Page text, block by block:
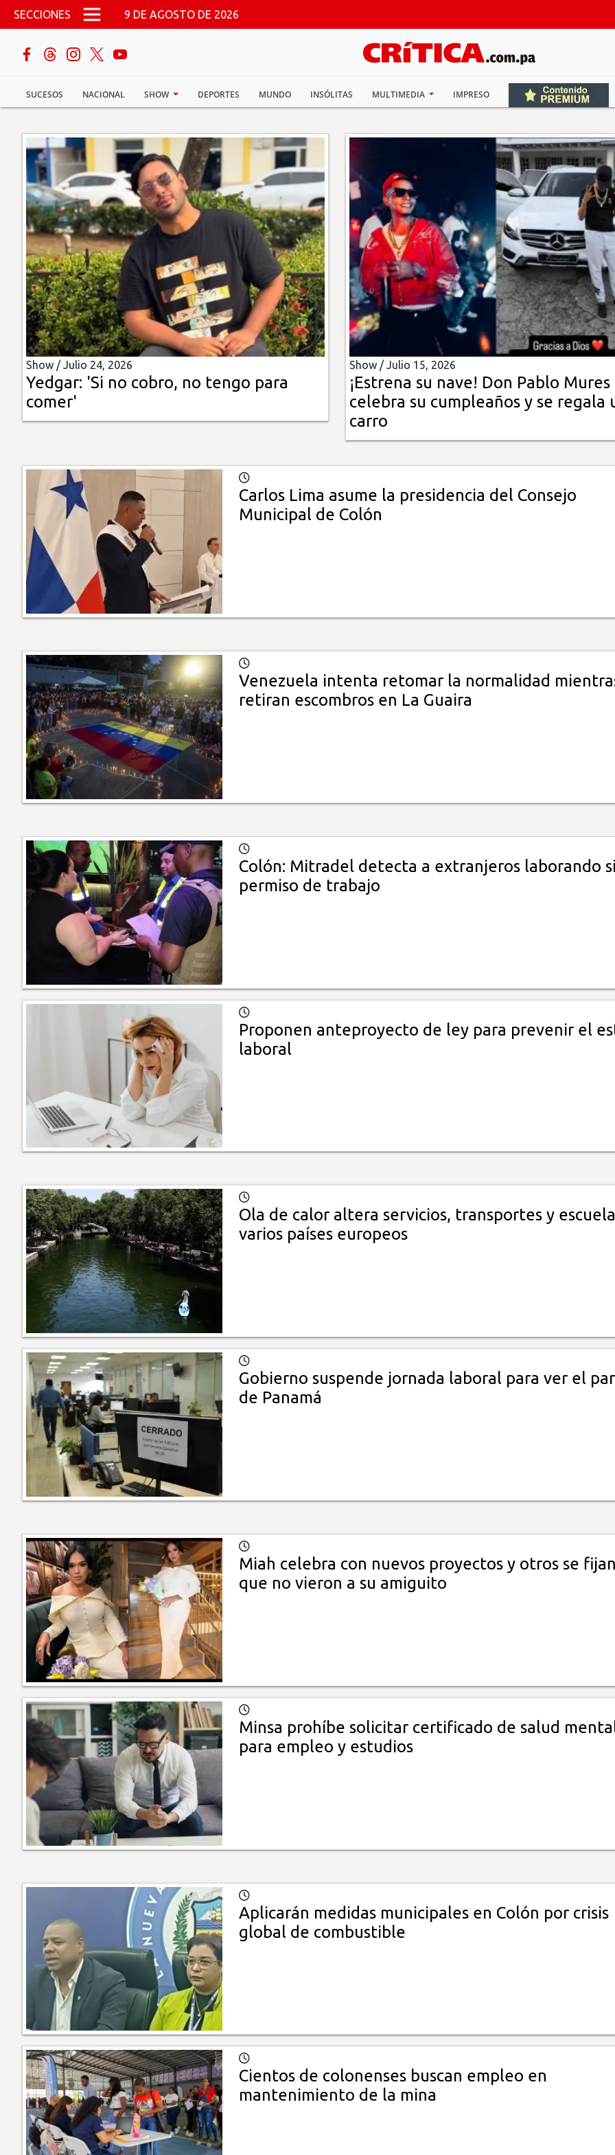
Pasar al contenido principal
SECCIONES 9 DE AGOSTO DE 2026
SUCESOS NACIONAL SHOW DEPORTES MUNDO INSÓLITAS MULTIMEDIA IMPRESO
buscar
Sucesos
Nacional
Política
Show
Deportes
Mundo
Insólitas
Multimedia
Impreso
Show /Julio 24, 2026
Yedgar: 'Si no cobro, no tengo para
comer'
Show /Julio 15, 2026
¡Estrena su nave! Don Pablo Mures
celebra su cumpleaños y se regala
carro
Carlos Lima asume la presidencia del Consejo
Municipal de Colón
Venezuela intenta retomar la normalidad
retiran escombros en La Guaira
Colón: Mitradel detecta a extranjeros laborando
permiso de trabajo
Proponen anteproyecto de ley para prevenir el
laboral
Ola de calor altera servicios, transportes y
varios países europeos
Gobierno suspende jornada laboral para ver el
de Panamá
Miah celebra con nuevos proyectos y otros se
que no vieron a su amiguito
Minsa prohíbe solicitar certificado de salud
para empleo y estudios
Aplicarán medidas municipales en Colón por crisis
global de combustible
Cientos de colonenses buscan empleo en
mantenimiento de la mina